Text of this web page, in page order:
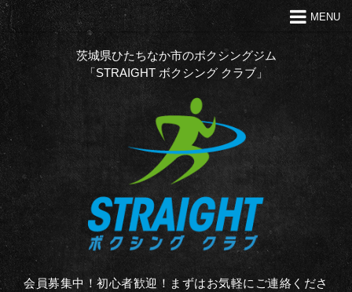
クラブの特徴
代表あいさつ
Ｑ＆Ａ
入会案内
お問い合わせ
お知らせ
STAFF BLOG
サイトマップ
MENU
茨城県ひたちなか市のボクシングジム
「STRAIGHT ボクシング クラブ」
会員募集中！初心者歓迎！まずはお気軽にご連絡くださ